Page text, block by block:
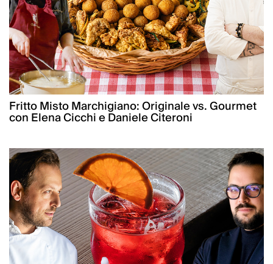
Fritto Misto Marchigiano: Originale vs. Gourmet
con Elena Cicchi e Daniele Citeroni